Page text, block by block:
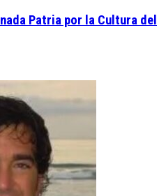
Patria por la Cultura del